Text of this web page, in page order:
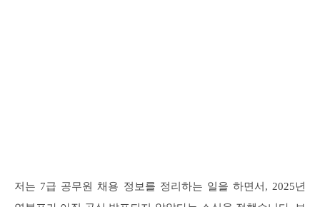
저는 7급 공무원 채용 정보를 정리하는 일을 하면서, 2025년